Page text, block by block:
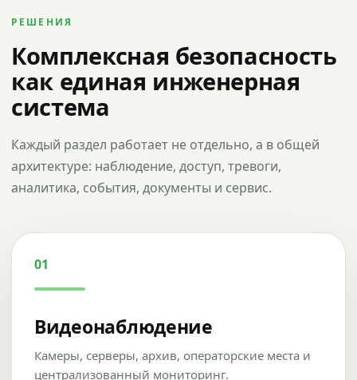
РЕШЕНИЯ
Комплексная безопасность
как единая инженерная
система
Каждый раздел работает не отдельно, а в общей
архитектуре: наблюдение, доступ, тревоги,
аналитика, события, документы и сервис.
01
Видеонаблюдение
Камеры, серверы, архив, операторские места и
централизованный мониторинг.